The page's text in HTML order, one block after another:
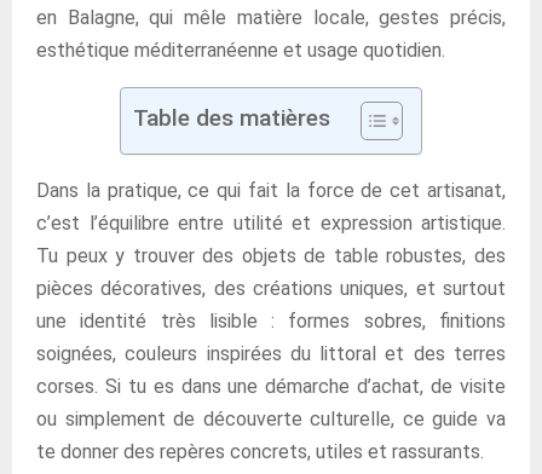
en Balagne, qui mêle matière locale, gestes précis,
esthétique méditerranéenne et usage quotidien.
Table des matières
Dans la pratique, ce qui fait la force de cet artisanat,
c’est l’équilibre entre utilité et expression artistique.
Tu peux y trouver des objets de table robustes, des
pièces décoratives, des créations uniques, et surtout
une identité très lisible : formes sobres, finitions
soignées, couleurs inspirées du littoral et des terres
corses. Si tu es dans une démarche d’achat, de visite
ou simplement de découverte culturelle, ce guide va
te donner des repères concrets, utiles et rassurants.